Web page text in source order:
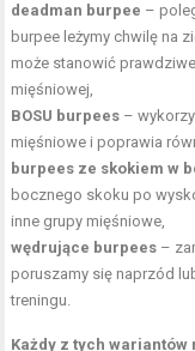
deadman burpee –
burpee leżymy chwilę na
może stanowić
mięśniowej,
BOSU burpees –
mięśniowe i poprawia
burpees ze skokiem w
bocznego skoku po
inne grupy mięśniowe,
wędrujące burpees –
poruszamy się naprzód
treningu.
Każdy z tych